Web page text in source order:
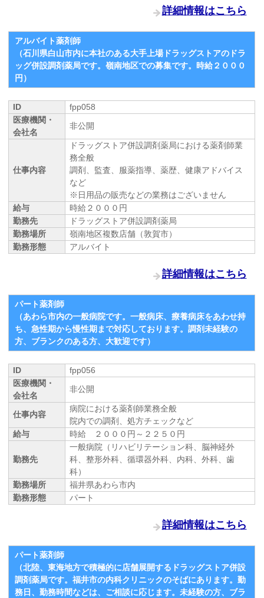
詳細情報はこちら
アルバイト薬剤師
（石川県白山市内に本社のある大手上場ドラッグストアのドラ
ッグ併設調剤薬局です。嶺南地区での募集です。時給２０００
円）
ID
fpp058
医療機関・
会社名
非公開
仕事内容
ドラッグストア併設調剤薬局における薬剤師業
務全般
調剤、監査、服薬指導、薬歴、健康アドバイス
など
※日用品の販売などの業務はございません
給与
時給２０００円
勤務先
ドラッグストア併設調剤薬局
勤務場所
嶺南地区複数店舗（敦賀市）
勤務形態
アルバイト
詳細情報はこちら
パート薬剤師
（あわら市内の一般病院です。一般病床、療養病床をあわせ持
ち、急性期から慢性期まで対応しております。調剤未経験の
方、ブランクのある方、大歓迎です）
ID
fpp056
医療機関・
会社名
非公開
仕事内容
病院における薬剤師業務全般
院内での調剤、処方チェックなど
給与
時給 ２０００円～２２５０円
勤務先
一般病院（リハビリテーション科、脳神経外
科、整形外科、循環器外科、内科、外科、歯
科）
勤務場所
福井県あわら市内
勤務形態
パート
詳細情報はこちら
パート薬剤師
（北陸、東海地方で積極的に店舗展開するドラッグストア併設
調剤薬局です。福井市の内科クリニックのそばにあります。勤
務日、勤務時間などは、ご相談に応じます。未経験の方、ブラ